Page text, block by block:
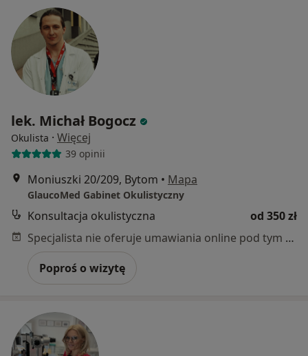
lek. Michał Bogocz
Okulista · Więcej
39 opinii
Moniuszki 20/209, Bytom • Mapa
GlaucoMed Gabinet Okulistyczny
Konsultacja okulistyczna
od 350 zł
Specjalista nie oferuje umawiania online pod tym adresem.
Poproś o wizytę